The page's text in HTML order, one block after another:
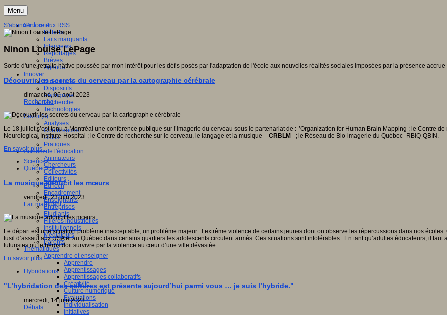
Menu
S'informer
Débats
Faits marquants
Interviews
Reportages
Brèves
Agenda
Innover
Didactique
Dispositifs
Pédagogie
Recherche
Technologies
Savoir(s)
Analyses
Conférences
Outils
Pratiques
Acteurs de l'éducation
Animateurs
Chercheurs
Collectivités
Editeurs
EdTech
Encadrement
Enseignants
Entreprises
Etudiants
Filières industrielles
Institutionnels
Médiateurs
Parents
Thématiques
Apprendre et enseigner
Apprendre
Apprentissages
Apprentissages collaboratifs
Créativité
Culture numérique
Evaluations
Individualisation
Initiatives
S'abonner à ce flux RSS
Ninon Louise LePage
Sortie d'une retraite hâtive poussée par mon intérêt pour les défis posés par l'adaptation de l'école aux nouvelles réalités sociales imposées par la présence
Découvrir les secrets du cerveau par la cartographie cérébrale
dimanche, 06 août 2023
Recherche
Le 18 juillet s’est tenu à Montréal une conférence publique sur l’imagerie du cerveau sous le partenariat de : l’Organization for Human Brain Mapping ; le Centre
Neurological Institute-Hospital ; le Centre de recherche sur le cerveau, le langage et la musique – CRBLM - ; le Réseau de Bio-imagerie du Québec -RBIQ-QBIN.
En savoir plus...
Sciences
Québec CA
La musique adoucit les mœurs
vendredi, 23 juin 2023
Fait marquant
Le départ est une situation problème inacceptable, un problème majeur : l’extrême violence de certains jeunes dont on observe les répercussions dans nos
fusil d’assaut aux USA et au Québec dans certains quartiers les adolescents circulent armés. Ces situations sont intolérables. En tant qu’adultes éducateurs, il
futuristes où le héros doit survivre par la violence au cœur d’une ville dévastée.
En savoir plus...
Hybridations
"L’hybridation des cultures est présente aujourd’hui parmi vous … je suis l’hybride."
mercredi, 14 juin 2023
Débats